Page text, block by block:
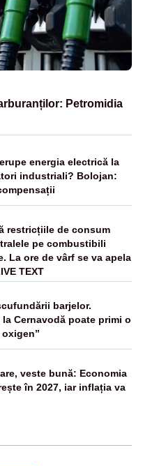
Petromidia
energia electrică la
industriali? Bolojan:
restricțiile de consum
pe combustibili
La ore de vârf se va apela
TEXT
barjelor.
la Cernavodă poate primi o
veste bună: Economia
în 2027, iar inflația va